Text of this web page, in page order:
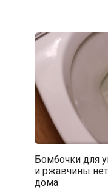
Бомбочки для
и ржавчины
дома